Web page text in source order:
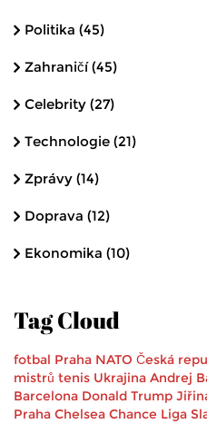
Politika (45)
Zahraničí(45)
Celebrity (27)
Technologie (21)
Zprávy (14)
Doprava (12)
Ekonomika (10)
Tag Cloud
fotbal Praha NATO Česká
mistrů tenis Ukrajina Andrej
Barcelona Donald Trump
Praha Chelsea Chance Liga